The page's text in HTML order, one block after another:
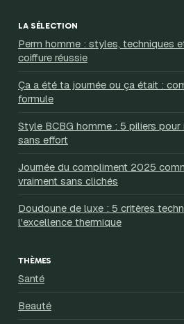
LA SÉLECTION
Perm homme : styles, techniques
coiffure réussie
Ça a été ta journée ou ça était :
formule
Style BCBG homme : 5 piliers
sans effort
Journée du compliment 2025
vraiment sans clichés
Doudoune de luxe : 5 critères
l'excellence thermique
THÈMES
Santé
Beauté